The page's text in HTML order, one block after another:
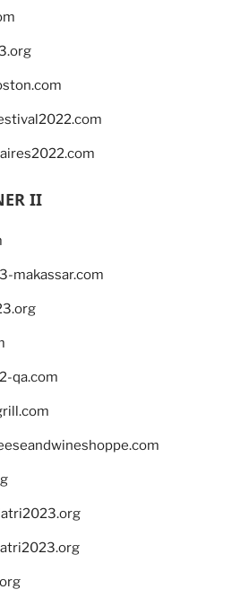
II
makassar.com
qa.com